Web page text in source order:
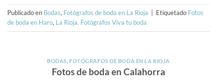
Publicado en Bodas, Fotógrafos de boda en La Rioja Etiquetado Fotos
de boda en Haro, La Rioja. Fotógrafos Viva tu boda
BODAS ,FOTÓGRAFOS DE BODA EN LA RIOJA
Fotos de boda en Calahorra